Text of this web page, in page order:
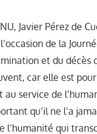
Javier Pérez de
de la
et du décès
car elle est
service de
qu’il ne l’a
l’humanité qui